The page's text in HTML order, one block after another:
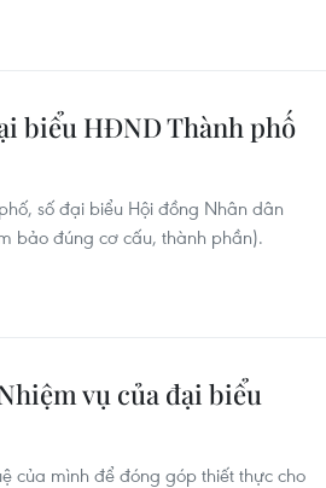
biểu HĐND Thành phố
số đại biểu Hội đồng Nhân dân
bảo đúng cơ cấu, thành phần).
vụ của đại biểu
của mình để đóng góp thiết thực cho